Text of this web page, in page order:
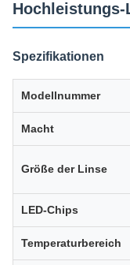
Hochleistungs-
Spezifikationen
Modellnummer
Macht
Größe der Linse
LED-Chips
Temperaturbereich